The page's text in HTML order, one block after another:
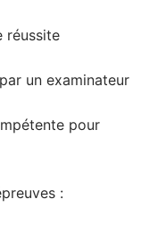
réussite
un examinateur
pour
: